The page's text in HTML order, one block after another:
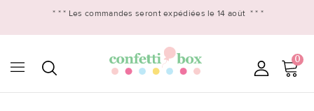
* * * Les commandes seront expédiées le 14 août * * *
0